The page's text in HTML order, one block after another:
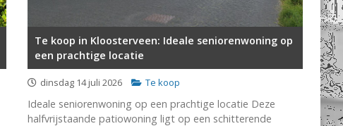
Te koop in Kloosterveen: Ideale seniorenwoning op
een prachtige locatie
dinsdag 14 juli 2026 Te koop
Ideale seniorenwoning op een prachtige locatie Deze
halfvrijstaande patiowoning ligt op een schitterende